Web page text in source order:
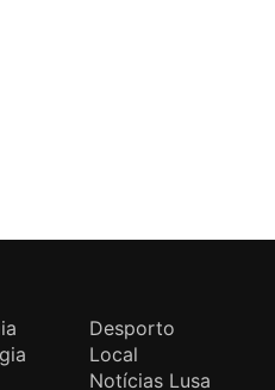
Desporto
Local
Notícias Lusa